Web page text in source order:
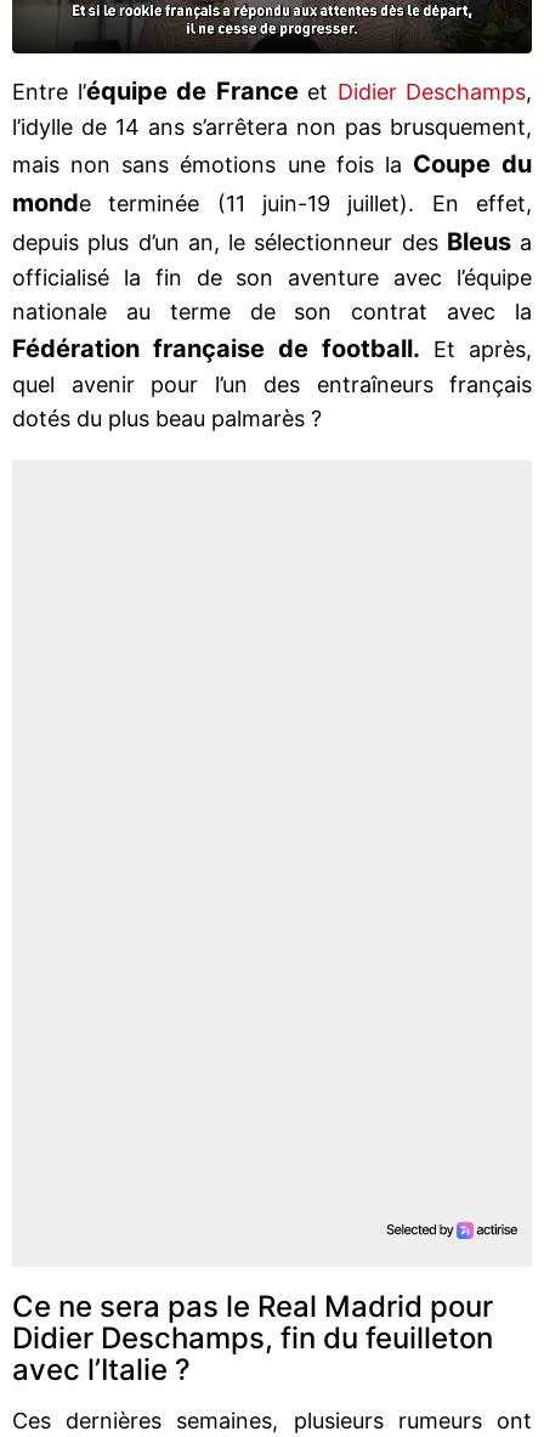
Entre l’équipe de Franceet Didier Deschamps,
l’idylle de 14 ans s’arrêtera non pas brusquement,
mais non sans émotions une fois la Coupe du
monde terminée (11 juin-19 juillet). En effet,
depuis plus d’un an, le sélectionneur des Bleus a
officialisé la fin de son aventure avec l’équipe
nationale au terme de son contrat avec la
Fédération française de football. Et après,
quel avenir pour l’un des entraîneurs français
dotés du plus beau palmarès ?
Ce ne sera pas le Real Madrid pour
Didier Deschamps, fin du feuilleton
avec l’Italie ?
Ces dernières semaines, plusieurs rumeurs ont